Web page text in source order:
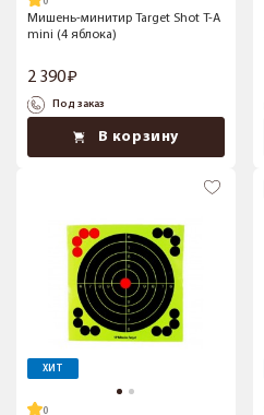
Мишень-минитир Target Shot T-A
mini (4 яблока)
2 390
Под заказ
В корзину
ХИТ